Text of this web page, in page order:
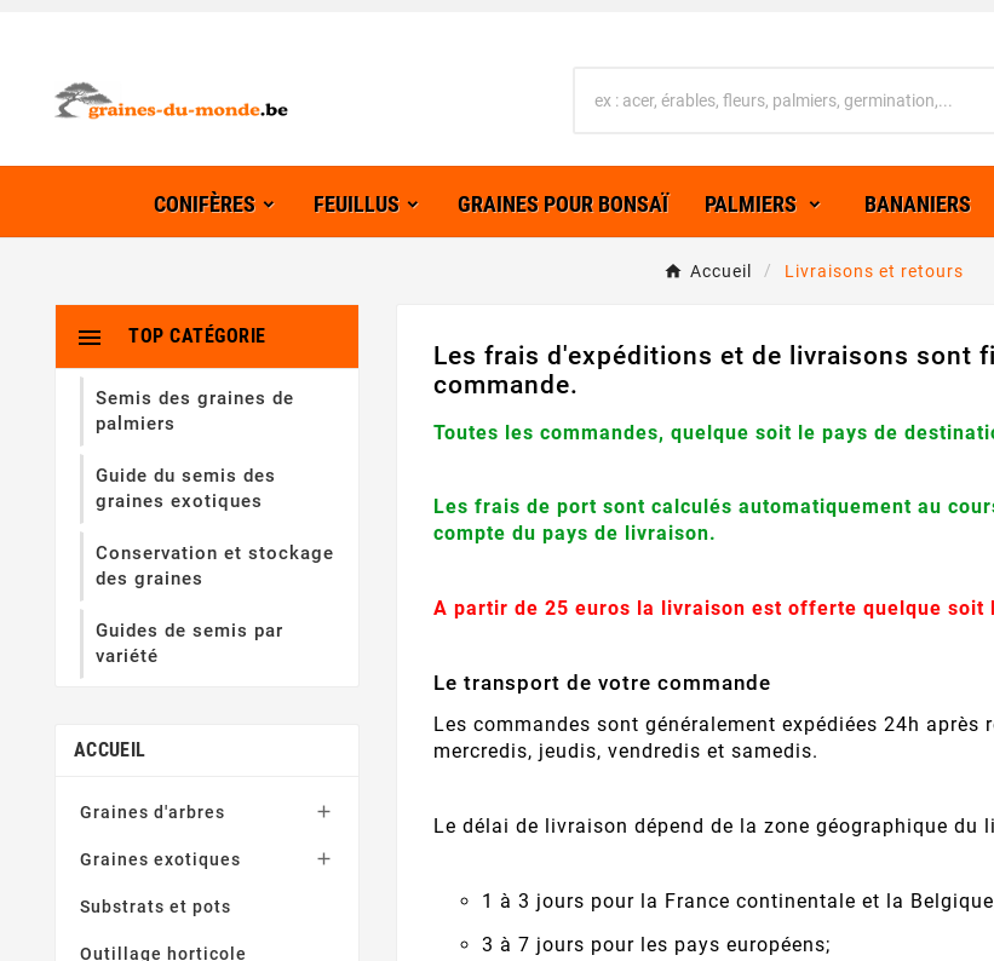
CONIFÈRES FEUILLUS GRAINES POUR BONSAÏ PALMIERS BANANIERS
Accueil Livraisons et retours
TOP CATÉGORIE

Semis des graines de
palmiers
Guide du semis des
graines exotiques
Conservation et stockage
des graines
Guides de semis par
variété
ACCUEIL
Graines d'arbres 
Graines exotiques 
Substrats et pots
Outillage horticole
Les frais d'expéditions et de livraisons sont
commande.
Toutes les commandes, quelque soit le pays de
Les frais de port sont calculés automatiquement au
compte du pays de livraison.
A partir de 25 euros la livraison est offerte quelque soit
Le transport de votre commande
Les commandes sont généralement expédiées 24h
mercredis, jeudis, vendredis et samedis.
Le délai de livraison dépend de la zone géographique du
1 à 3 jours pour la France continentale et la
3 à 7 jours pour les pays européens;